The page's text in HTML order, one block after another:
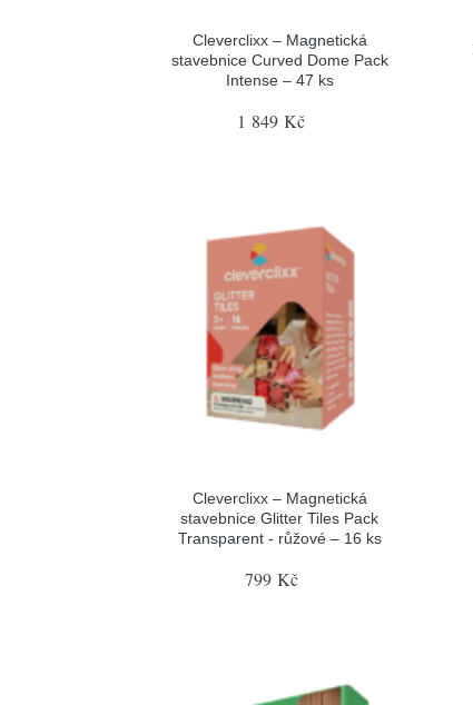
Cleverclixx – Magnetická
stavebnice Curved Dome Pack
Intense – 47 ks
1 849 Kč
Cleverclixx – Magnetická
stavebnice Glitter Tiles Pack
Transparent - růžové – 16 ks
799 Kč